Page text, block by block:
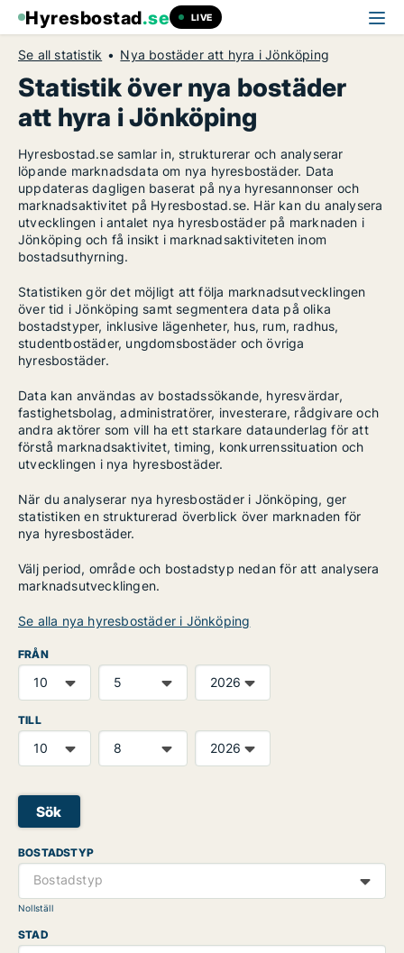
Hyresbostad.se LIVE
Se all statistik Nya bostäder att hyra i Jönköping
Statistik över nya bostäder
att hyra i Jönköping
Hyresbostad.se samlar in, strukturerar och analyserar
löpande marknadsdata om nya hyresbostäder. Data
uppdateras dagligen baserat på nya hyresannonser och
marknadsaktivitet på Hyresbostad.se. Här kan du analysera
utvecklingen i antalet nya hyresbostäder på marknaden i
Jönköping och få insikt i marknadsaktiviteten inom
bostadsuthyrning.
Statistiken gör det möjligt att följa marknadsutvecklingen
över tid i Jönköping samt segmentera data på olika
bostadstyper, inklusive lägenheter, hus, rum, radhus,
studentbostäder, ungdomsbostäder och övriga
hyresbostäder.
Data kan användas av bostadssökande, hyresvärdar,
fastighetsbolag, administratörer, investerare, rådgivare och
andra aktörer som vill ha ett starkare dataunderlag för att
förstå marknadsaktivitet, timing, konkurrenssituation och
utvecklingen i nya hyresbostäder.
När du analyserar nya hyresbostäder i Jönköping, ger
statistiken en strukturerad överblick över marknaden för
nya hyresbostäder.
Välj period, område och bostadstyp nedan för att analysera
marknadsutvecklingen.
Se alla nya hyresbostäder i Jönköping
FRÅN
TILL
Sök
BOSTADSTYP
Bostadstyp
Nollställ
STAD